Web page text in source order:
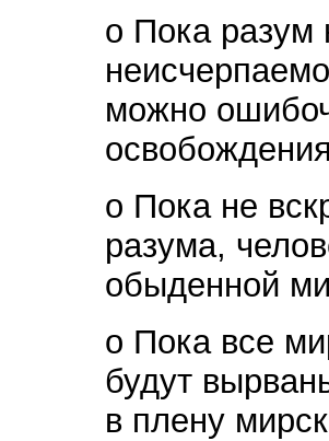
o Пока разум
можно
o Пока не
разума,
обыденной
o Пока все
будут
в плену